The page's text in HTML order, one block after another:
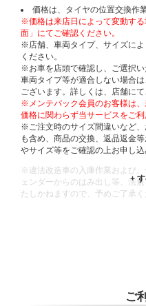
価格は、タイヤの位置交換作
※価格は来店日によって変動す
面」にてご確認ください。
※店舗、車両タイプ、サイズに
ください。
※お車を店頭で確認し、ご選択い
車両タイプ等が適合しない場合
ございます。詳しくは、店舗にて
※メンテパック会員のお客様は
価格に関わらず当サービスをご利
※ご注文時のサイズ間違いなど
も含め、商品の交換、返品返金
やサイズ等をご確認の上お申し
※違法改造車の入庫作業および
ェンダーからのはみ出し等、法
たしかねますので、予めご了承く
ご